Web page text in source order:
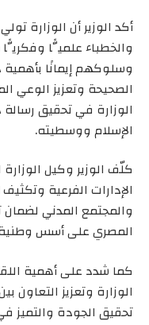
أكد الوزير أن الوزارة
والخطباء علميًّا
وسلوكهم إيمانًا
الصحيحة وتعزيز الوعي
الوزارة في تحقيق
الإسلام ووسطيته.
كلّف الوزير وكيل
الإدارات الفرعية
والمجتمع المدني
المصري على أسس
كما شدد على أهمية
الوزارة وتعزيز التعاون
تحقيق الجودة والتميز